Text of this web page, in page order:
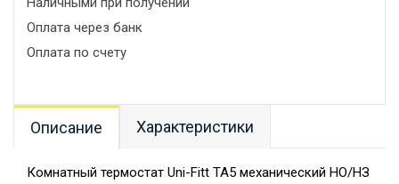
Оплата через банк
Оплата по счету
Описание Характеристики
Комнатный термостат Uni-Fitt TA5 механический НО/НЗ